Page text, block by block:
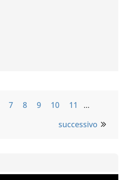
7 8 9 10 11
…
successivo